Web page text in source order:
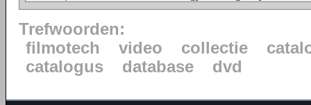
Trefwoorden:
filmotech
video collectie
catalogus
database dvd